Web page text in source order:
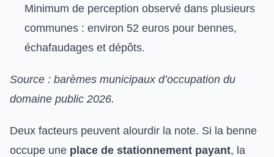
Minimum de perception observé dans plusieurs
communes : environ 52 euros pour bennes,
échafaudages et dépôts.
Source : barèmes municipaux d’occupation du
domaine public 2026.
Deux facteurs peuvent alourdir la note. Si la benne
occupe une place de stationnement payant, la